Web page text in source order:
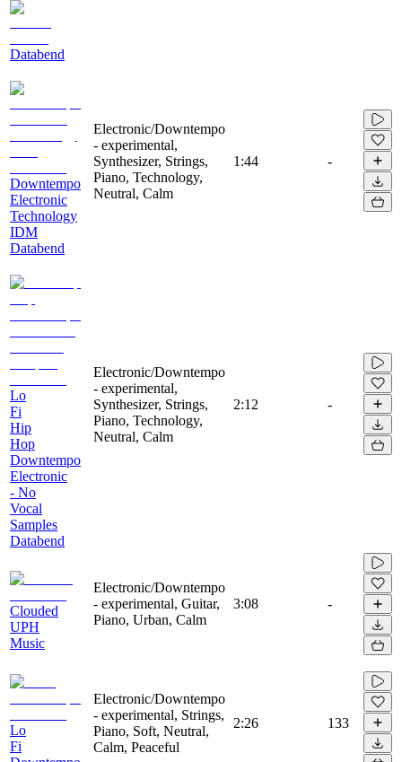
Databend
Downtempo
Electronic
Technology
IDM
Databend
Electronic/Downtempo
- experimental,
Synthesizer, Strings,
Piano, Technology,
Neutral, Calm
1:44 -
Lo
Fi
Hip
Hop
Downtempo
Electronic
- No
Vocal
Samples
Databend
Electronic/Downtempo
- experimental,
Synthesizer, Strings,
Piano, Technology,
Neutral, Calm
2:12 -
Clouded
UPH
Music
Electronic/Downtempo
- experimental, Guitar,
Piano, Urban, Calm
3:08 -
Lo
Fi
Electronic/Downtempo
- experimental, Strings,
Piano, Soft, Neutral,
Calm, Peaceful
2:26 133